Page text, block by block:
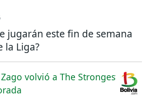
jugarán este fin de semana
la Liga?